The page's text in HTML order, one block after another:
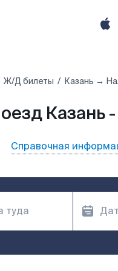
Ж/Д билеты Казань →
Казань
Справочная